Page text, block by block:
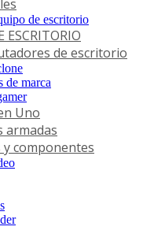
de escritorio
ESCRITORIO
de escritorio
de marca
Uno
armadas
y componentes